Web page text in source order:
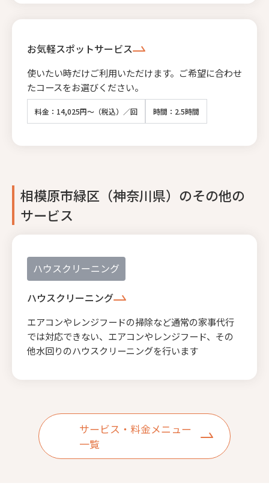
お気軽スポットサービス
使いたい時だけご利用いただけます。ご希望に合わせ
たコースをお選びください。
料金：14,025円～（税込）／回 時間：2.5時間
相模原市緑区（神奈川県）のその他の
サービス
ハウスクリーニング
ハウスクリーニング
エアコンやレンジフードの掃除など通常の家事代行
では対応できない、エアコンやレンジフード、その
他水回りのハウスクリーニングを行います
サービス・料金メニュー
一覧